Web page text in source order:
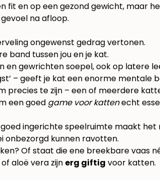
fit en op een gezond gewicht, maar
na afloop.
ongewenst gedrag vertonen.
band tussen jou en je kat.
gewrichten soepel, ook op latere
– geeft je kat een enorme mentale
precies te zijn – een of meerdere
een goed game voor kattenecht
ingerichte speelruimte maakt het
onbezorgd kunnen ravotten.
Of staat die ene breekbare vaas
aloë vera zijn erg giftig voor katten.